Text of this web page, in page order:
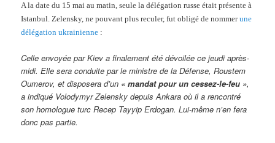
A la date du 15 mai au matin, seule la délégation russe était présente à
Istanbul. Zelensky, ne pouvant plus reculer, fut obligé de nommerune
délégation ukrainienne :
Celle envoyée par Kiev a finalement été dévoilée ce jeudi après-
midi. Elle sera conduite par le ministre de la Défense, Roustem
Oumerov, et disposera d’un « mandat pour un cessez-le-feu »,
a indiqué Volodymyr Zelensky depuis Ankara où il a rencontré
son homologue turc Recep Tayyip Erdogan. Lui-même n’en fera
donc pas partie.